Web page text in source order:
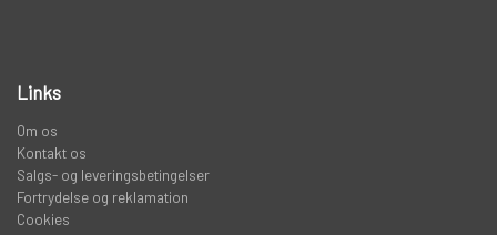
STANGRØR OG TASKER TIL STÆNGER.
Links
Om os
Kontakt os
Salgs- og leveringsbetingelser
Fortrydelse og reklamation
Cookies